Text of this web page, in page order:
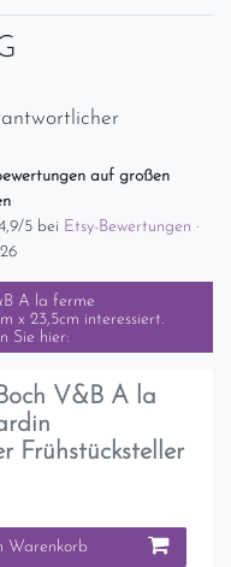
auf großen
5 bei Etsy-Bewertungen ·
A la ferme
x 23,5cm interessiert.
Sie hier:
V&B A la
Frühstücksteller
Warenkorb